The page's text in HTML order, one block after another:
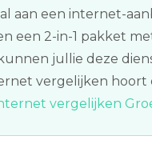
aan een internet-
een 2-in-1 pakket
jullie deze
vergelijken
vergelijken